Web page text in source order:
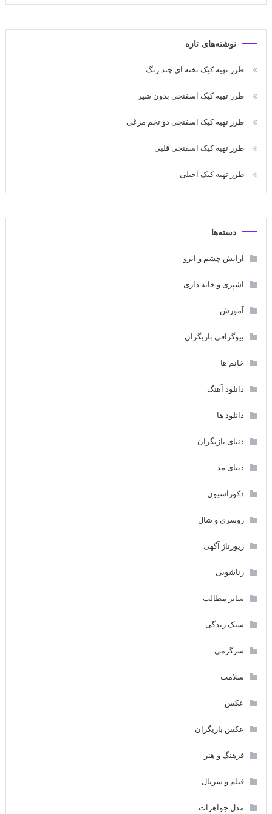
نوشته‌های تازه
طرز تهیه کیک تخته ای چند رنگ
طرز تهیه کیک اسفنجی بدون شیر
طرز تهیه کیک اسفنجی دو تخم مرغی
طرز تهیه کیک اسفنجی قلبی
طرز تهیه کیک آجیلی
دسته‌ها
آرایش چشم و ابرو
آشپزی و خانه داری
آموزش
بیوگرافی بازیگران
خانم ها
دانلود آهنگ
دانلود ها
دنیای بازیگران
دنیای مد
دکوراسیون
روسری و شال
رپورتاژ آگهی
زناشویی
سایر مطالب
سبک زندگی
سرگرمی
سلامت
عکس
عکس بازیگران
فرهنگ و هنر
فیلم و سریال
مدل جواهرات